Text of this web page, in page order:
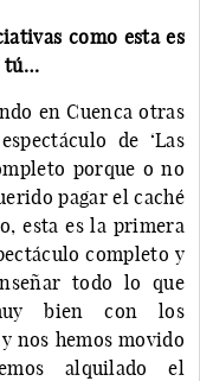
como esta es
tú…
en Cuenca otras
de ‘Las
porque o no
pagar el caché
esta es la primera
completo y
todo lo que
bien con los
nos hemos movido
alquilado el